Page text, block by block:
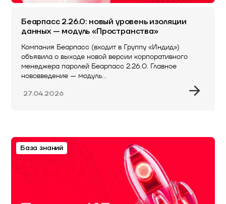
Беарпасс 2.26.0: новый уровень изоляции
данных — модуль «Пространства»
Компания Беарпасс (входит в Группу «Индид»)
объявила о выходе новой версии корпоративного
менеджера паролей Беарпасс 2.26.0. Главное
нововведение — модуль…
27.04.2026
База знаний